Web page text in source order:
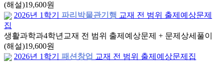
(해설)19,600원
2026년 1학기
파리박물관기행 교재 전 범위 출제예상문제
집
생활과학과4학년 교재 전 범위 출제예상문제 + 문제상세풀이
(해설)19,600원
2026년 1학기
패션창업 교재 전 범위 출제예상문제집